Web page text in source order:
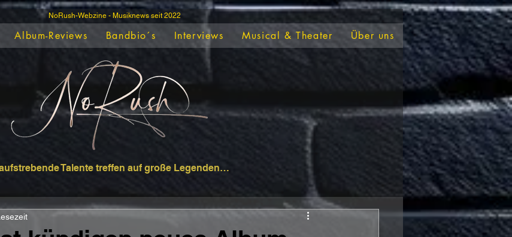
NoRush-Webzine - Musiknews seit 2022
Album-Reviews Bandbio´s Interviews Musical & Theater Über uns
Talente treffen auf große Legenden…